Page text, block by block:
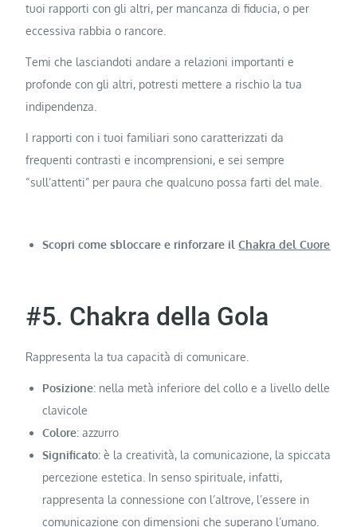
tuoi rapporti con gli altri, per mancanza di fiducia, o per
eccessiva rabbia o rancore.
Temi che lasciandoti andare a relazioni importanti e
profonde con gli altri, potresti mettere a rischio la tua
indipendenza.
I rapporti con i tuoi familiari sono caratterizzati da
frequenti contrasti e incomprensioni, e sei sempre
“sull’attenti” per paura che qualcuno possa farti del male.
Scopri come sbloccare e rinforzare il Chakra del Cuore
#5. Chakra della Gola
Rappresenta la tua capacità di comunicare.
Posizione: nella metà inferiore del collo e a livello delle
clavicole
Colore: azzurro
Significato: è la creatività, la comunicazione, la spiccata
percezione estetica. In senso spirituale, infatti,
rappresenta la connessione con l’altrove, l’essere in
comunicazione con dimensioni che superano l’umano.